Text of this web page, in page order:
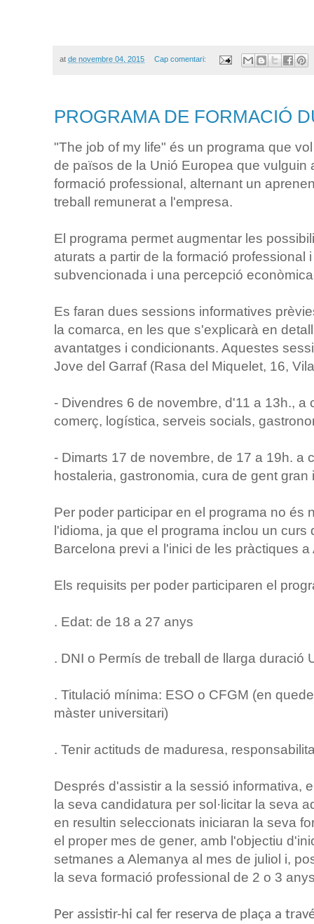
at de novembre 04, 2015 Cap comentari:
PROGRAMA DE FORMACIÓ
"The job of my life" és un programa que
de països de la Unió Europea que vulguin
formació professional, alternant un
treball remunerat a l'empresa.
El programa permet augmentar les
aturats a partir de la formació professional
subvencionada i una percepció
Es faran dues sessions informatives
la comarca, en les que s'explicarà en
avantatges i condicionants. Aquestes
Jove del Garraf (Rasa del Miquelet, 16,
- Divendres 6 de novembre, d'11 a 13h., a
comerç, logística, serveis socials,
- Dimarts 17 de novembre, de 17 a 19h. a
hostaleria, gastronomia, cura de gent gran
Per poder participar en el programa no és
l'idioma, ja que el programa inclou un
Barcelona previ a l'inici de les pràctiques a
Els requisits per poder participaren el
. Edat: de 18 a 27 anys
. DNI o Permís de treball de llarga duració
. Titulació mínima: ESO o CFGM (en
màster universitari)
. Tenir actituds de maduresa,
Després d'assistir a la sessió informativa,
la seva candidatura per sol·licitar la seva
en resultin seleccionats iniciaran la seva
el proper mes de gener, amb l'objectiu
setmanes a Alemanya al mes de juliol i,
la seva formació professional de 2 o 3
Per assistir-hi cal fer reserva de plaça a